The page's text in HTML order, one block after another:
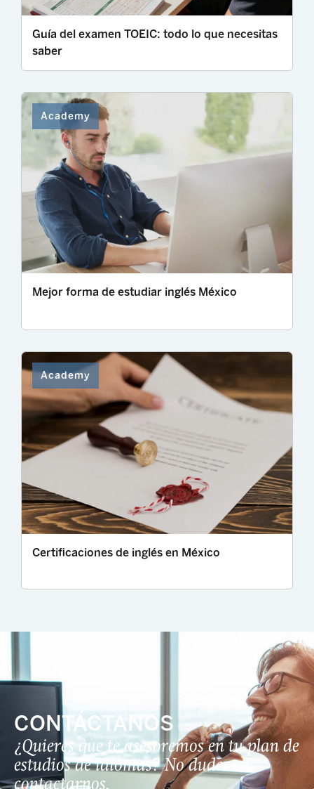
Guía del examen TOEIC: todo lo que necesitas
saber
Academy
Mejor forma de estudiar inglés México
Academy
Certificaciones de inglés en México
CONTÁCTANOS
¿Quieres que te asesoremos en tu plan de
estudios de idiomas? No dudes en
contactarnos.